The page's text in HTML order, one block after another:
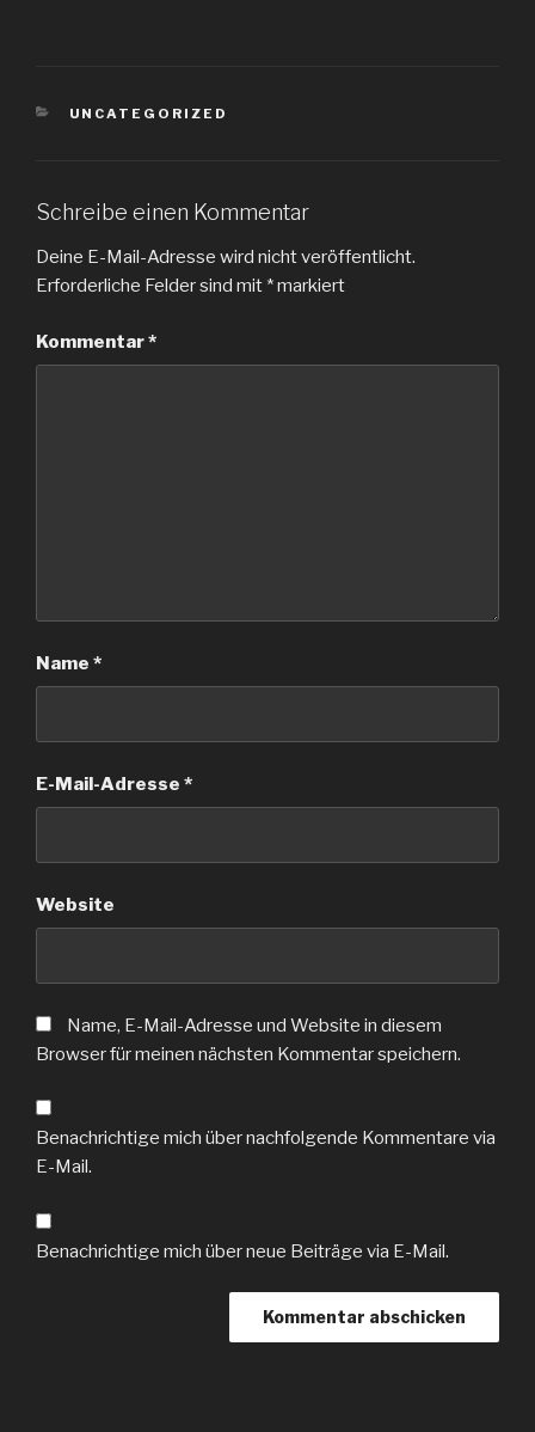
KATEGORIEN
UNCATEGORIZED
Schreibe einen Kommentar
Deine E-Mail-Adresse wird nicht veröffentlicht.
Erforderliche Felder sind mit *markiert
Kommentar*
Name *
E-Mail-Adresse *
Website
Name, E-Mail-Adresse und Website in diesem
Browser für meinen nächsten Kommentar speichern.
Benachrichtige mich über nachfolgende Kommentare via
E-Mail.
Benachrichtige mich über neue Beiträge via E-Mail.